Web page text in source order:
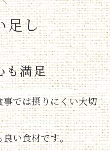
足し
も満足
では摂りにくい大切
い食材です。